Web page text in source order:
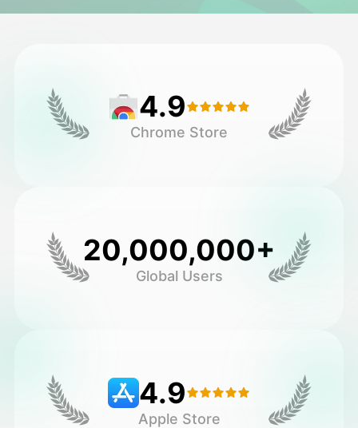
Andre verktøy 4.9
Chrome Store
20,000,000+
Global Users
4.9
Apple Store